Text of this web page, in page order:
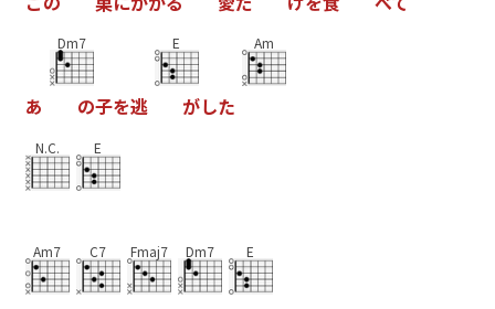
あ
Dm7
の子を逃
E
がした
Am
N.C. E
Am7 C7 Fmaj7 Dm7 E